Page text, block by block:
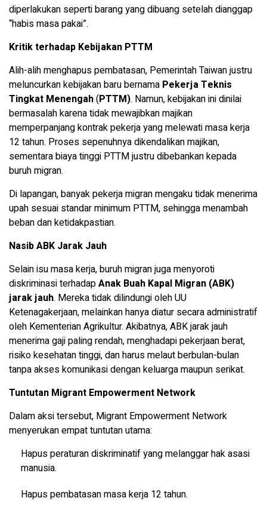
diperlakukan seperti barang yang dibuang setelah dianggap
“habis masa pakai”.
Kritik terhadap Kebijakan PTTM
Alih-alih menghapus pembatasan, Pemerintah Taiwan justru
meluncurkan kebijakan baru bernama Pekerja Teknis
Tingkat Menengah(PTTM). Namun, kebijakan ini dinilai
bermasalah karena tidak mewajibkan majikan
memperpanjang kontrak pekerja yang melewati masa kerja
12 tahun. Proses sepenuhnya dikendalikan majikan,
sementara biaya tinggi PTTM justru dibebankan kepada
buruh migran.
Di lapangan, banyak pekerja migran mengaku tidak menerima
upah sesuai standar minimum PTTM, sehingga menambah
beban dan ketidakpastian.
Nasib ABK Jarak Jauh
Selain isu masa kerja, buruh migran juga menyoroti
diskriminasi terhadapAnak Buah Kapal Migran (ABK)
jarak jauh. Mereka tidak dilindungi oleh UU
Ketenagakerjaan, melainkan hanya diatur secara administratif
oleh Kementerian Agrikultur. Akibatnya, ABK jarak jauh
menerima gaji paling rendah, menghadapi pekerjaan berat,
risiko kesehatan tinggi, dan harus melaut berbulan-bulan
tanpa akses komunikasi dengan keluarga maupun serikat.
Tuntutan Migrant Empowerment Network
Dalam aksi tersebut, Migrant Empowerment Network
menyerukan empat tuntutan utama:
Hapus peraturan diskriminatif yang melanggar hak asasi
manusia.
Hapus pembatasan masa kerja 12 tahun.